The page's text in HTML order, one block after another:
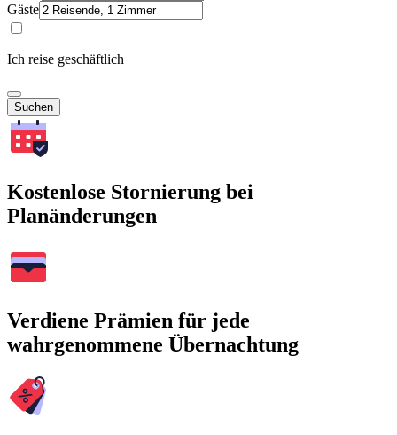
Gäste
Ich reise geschäftlich
Suchen
Kostenlose Stornierung bei
Planänderungen
Verdiene Prämien für jede
wahrgenommene Übernachtung